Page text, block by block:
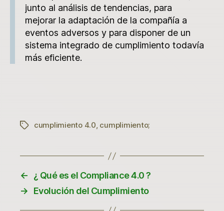
junto al análisis de tendencias, para
mejorar la adaptación de la compañía a
eventos adversos y para disponer de un
sistema integrado de cumplimiento todavía
más eficiente.
Etiquetas
cumplimiento 4.0, cumplimiento;
←
¿ Qué es el Compliance 4.0 ?
→
Evolución del Cumplimiento